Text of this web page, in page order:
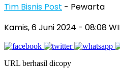
Tim Bisnis Post - Pewarta
Kamis, 6 Juni 2024 - 08:08
URL berhasil dicopy